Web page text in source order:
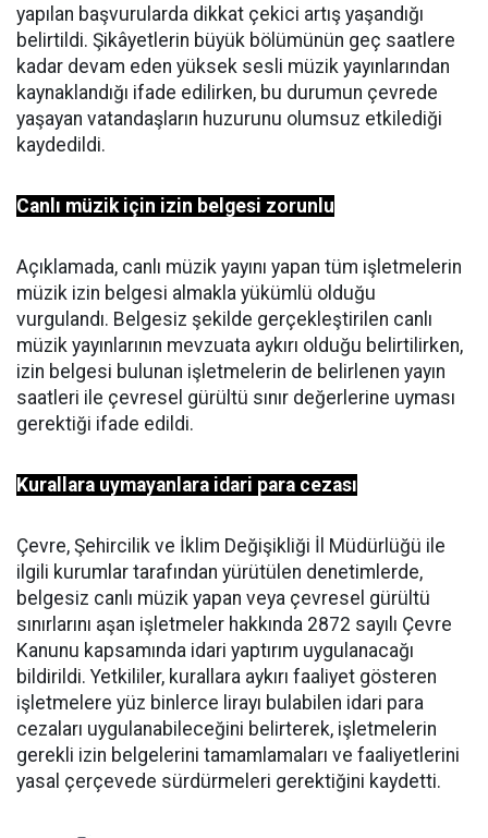
yapılan başvurularda dikkat çekici artış yaşandığı
belirtildi. Şikâyetlerin büyük bölümünün geç saatlere
kadar devam eden yüksek sesli müzik yayınlarından
kaynaklandığı ifade edilirken, bu durumun çevrede
yaşayan vatandaşların huzurunu olumsuz etkilediği
kaydedildi.
Canlı müzik için izin belgesi zorunlu
Açıklamada, canlı müzik yayını yapan tüm işletmelerin
müzik izin belgesi almakla yükümlü olduğu
vurgulandı. Belgesiz şekilde gerçekleştirilen canlı
müzik yayınlarının mevzuata aykırı olduğu belirtilirken,
izin belgesi bulunan işletmelerin de belirlenen yayın
saatleri ile çevresel gürültü sınır değerlerine uyması
gerektiği ifade edildi.
Kurallara uymayanlara idari para cezası
Çevre, Şehircilik ve İklim Değişikliği İl Müdürlüğü ile
ilgili kurumlar tarafından yürütülen denetimlerde,
belgesiz canlı müzik yapan veya çevresel gürültü
sınırlarını aşan işletmeler hakkında 2872 sayılı Çevre
Kanunu kapsamında idari yaptırım uygulanacağı
bildirildi. Yetkililer, kurallara aykırı faaliyet gösteren
işletmelere yüz binlerce lirayı bulabilen idari para
cezaları uygulanabileceğini belirterek, işletmelerin
gerekli izin belgelerini tamamlamaları ve faaliyetlerini
yasal çerçevede sürdürmeleri gerektiğini kaydetti.